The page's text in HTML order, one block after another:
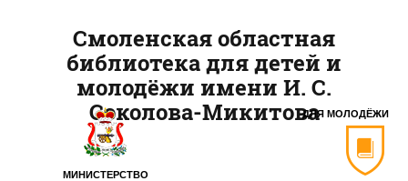
МИНИСТЕРСТВО
ДЛЯ МОЛОДЁЖИ
Смоленская областная
библиотека для детей и
молодёжи имени И. С.
Соколова-Микитова